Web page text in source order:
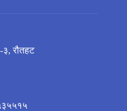
३, रौतहट